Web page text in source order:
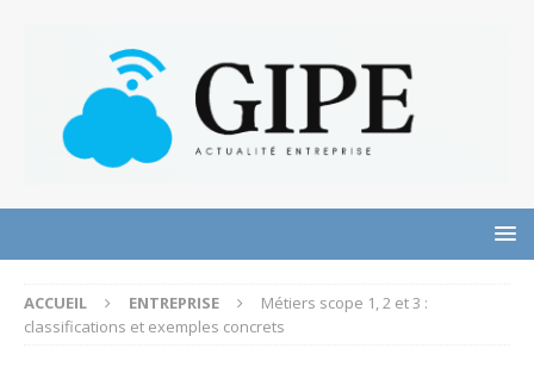
ACCUEIL ENTREPRISE
Métiers scope 1, 2 et 3 :
classifications et exemples concrets